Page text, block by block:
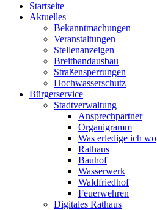
Startseite
Aktuelles
Bekanntmachungen
Veranstaltungen
Stellenanzeigen
Breitbandausbau
Straßensperrungen
Hochwasserschutz
Bürgerservice
Stadtverwaltung
Ansprechpartner
Organigramm
Was erledige ich wo
Rathaus
Bauhof
Wasserwerk
Waldfriedhof
Feuerwehren
Digitales Rathaus